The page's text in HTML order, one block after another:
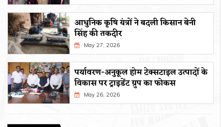
आधुनिक कृषि यंत्रों ने बदली किसान बेनी
सिंह की तकदीर
May 27, 2026
पर्यावरण-अनुकूल होम टेक्सटाइल उत्पादों के
विकास पर ट्राइडेंट ग्रुप का फोकस
May 26, 2026